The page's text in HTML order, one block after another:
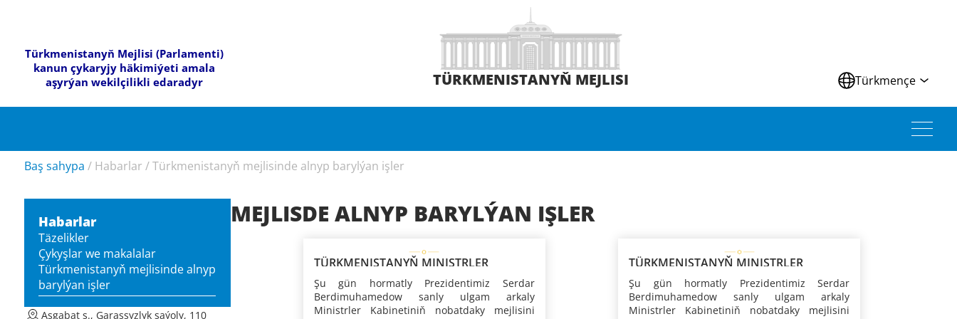
Türkmenistanyň Mejlisi (Parlamenti)
kanun çykaryjy häkimiýeti amala
aşyrýan wekilçilikli edaradyr
TÜRKMENISTANYŇ MEJLISI Türkmençe
Baş sahypa / Habarlar /Türkmenistanyň mejlisinde alnyp barylýan işler
Habarlar
Täzelikler
Çykyşlar we makalalar
Türkmenistanyň mejlisinde alnyp
barylýan işler
Aşgabat ş., Garaşsyzlyk şaýoly, 110
MEJLISDE ALNYP BARYLÝAN IŞLER
TÜRKMENISTANYŇ MINISTRLER
KABINETINIŇ MEJLISI
Şu gün hormatly Prezidentimiz Serdar
Berdimuhamedow sanly ulgam arkaly
Ministrler Kabinetiniň nobatdaky mejlisini
TÜRKMENISTANYŇ MINISTRLER
KABINETINIŇ MEJLISI
Şu gün hormatly Prezidentimiz Serdar
Berdimuhamedow sanly ulgam arkaly
Ministrler Kabinetiniň nobatdaky mejlisini